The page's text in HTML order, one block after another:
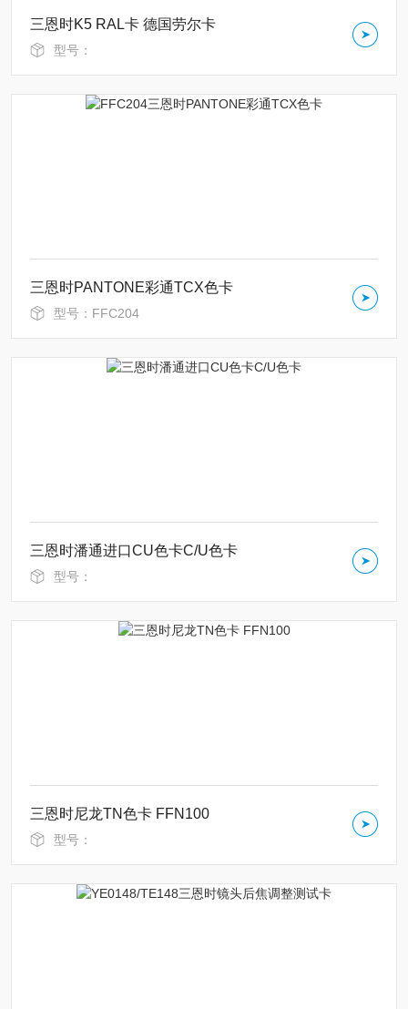
三恩时K5 RAL卡 德国劳尔卡
型号：
三恩时PANTONE彩通TCX色卡
型号：FFC204
三恩时潘通进口CU色卡C/U色卡
型号：
三恩时尼龙TN色卡 FFN100
型号：